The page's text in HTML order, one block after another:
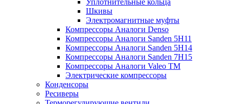
Шкивы
Электромагнитные муфты
Компрессоры Аналоги Denso
Компрессоры Аналоги Sanden 5H11
Компрессоры Аналоги Sanden 5H14
Компрессоры Аналоги Sanden 7H15
Компрессоры Аналоги Valeo ТМ
Электрические компрессоры
Конденсоры
Ресиверы